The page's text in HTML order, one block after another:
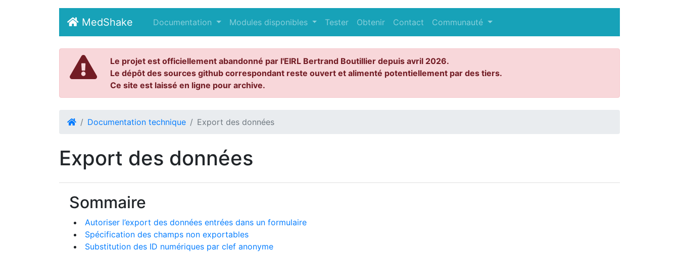
MedShake (current)
Documentation Modules disponibles Tester Obtenir Contact Communauté
Le projet est officiellement abandonné par l'EIRL Bertrand Boutillier depuis avril 2026.
Le dépôt des sources github correspondant reste ouvert et alimenté potentiellement par des tiers.
Ce site est laissé en ligne pour archive.
Documentation technique Export des données
Export des données
Sommaire
Autoriser l’export des données entrées dans un formulaire
Spécification des champs non exportables
Substitution des ID numériques par clef anonyme